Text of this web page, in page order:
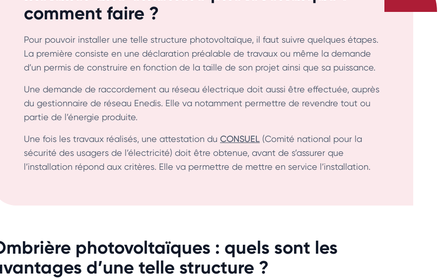
comment faire ?
Pour pouvoir installer une telle structure photovoltaïque, il faut suivre quelques étapes.
La première consiste en une déclaration préalable de travaux ou même la demande
d’un permis de construire en fonction de la taille de son projet ainsi que sa puissance.
Une demande de raccordement au réseau électrique doit aussi être effectuée, auprès
du gestionnaire de réseau Enedis. Elle va notamment permettre de revendre tout ou
partie de l’énergie produite.
Une fois les travaux réalisés, une attestation du CONSUEL (Comité national pour la
sécurité des usagers de l’électricité) doit être obtenue, avant de s’assurer que
l’installation répond aux critères. Elle va permettre de mettre en service l’installation.
photovoltaïques : quels sont les
d’une telle structure ?